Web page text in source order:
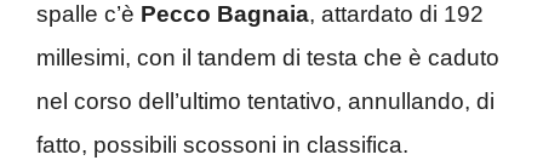
spalle c’è Pecco Bagnaia, attardato di 192
millesimi, con il tandem di testa che è caduto
nel corso dell’ultimo tentativo, annullando, di
fatto, possibili scossoni in classifica.